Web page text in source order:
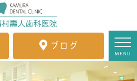
ブログ
MENU